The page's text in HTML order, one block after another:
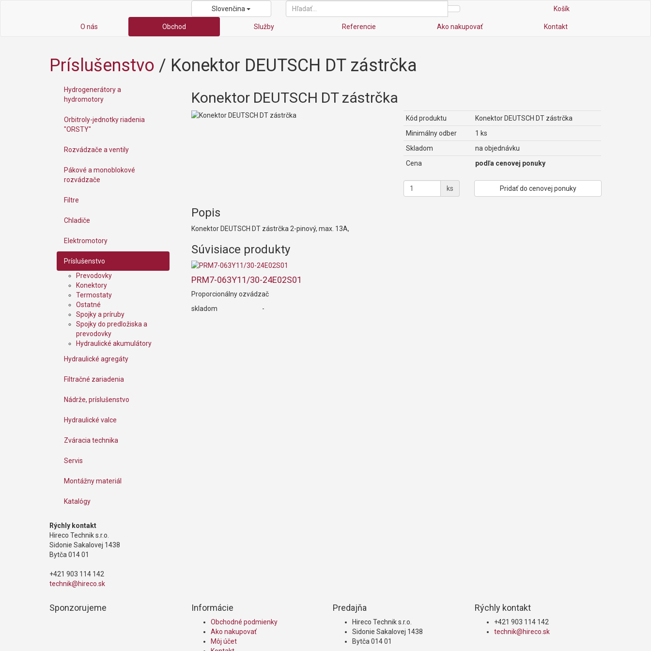
Slovenčina Košík
O nás Obchod Služby Referencie Ako nakupovať Kontakt
Príslušenstvo / Konektor DEUTSCH DT zástrčka
Hydrogenerátory a
hydromotory
Orbitroly-jednotky riadenia
"ORSTY"
Rozvádzače a ventily
Pákové a monoblokové
rozvádzače
Filtre
Chladiče
Elektromotory
Príslušenstvo
Prevodovky
Konektory
Termostaty
Ostatné
Spojky a príruby
Spojky do predložiska a
prevodovky
Hydraulické akumulátory
Hydraulické agregáty
Filtračné zariadenia
Nádrže, príslušenstvo
Hydraulické valce
Zváracia technika
Servis
Montážny materiál
Katalógy
Rýchly kontakt
Hireco Technik s.r.o.
Sidonie Sakalovej 1438
Bytča 014 01
+421 903 114 142
technik@hireco.sk
Konektor DEUTSCH DT zástrčka
Kód produktu
Konektor DEUTSCH DT zástrčka
Minimálny odber
1 ks
Skladom
na objednávku
Cena
podľa cenovej ponuky
ks Pridať do cenovej ponuky
Popis
Konektor DEUTSCH DT zástrčka 2-pinový, max. 13A,
Súvisiace produkty
PRM7-063Y11/30-24E02S01
Proporcionálny ozvádzač
skladom
-
Sponzorujeme Informácie
Obchodné podmienky
Ako nakupovať
Môj účet
Predajňa
Hireco Technik s.r.o.
Sidonie Sakalovej 1438
Bytča 014 01
Rýchly kontakt
+421 903 114 142
technik@hireco.sk